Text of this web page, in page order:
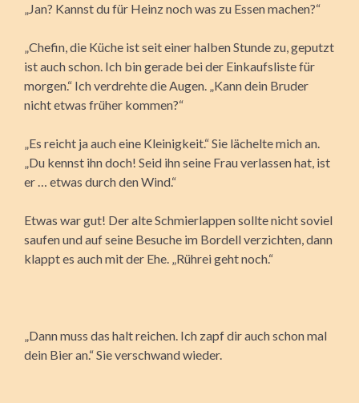
„Jan? Kannst du für Heinz noch was zu Essen machen?“
„Chefin, die Küche ist seit einer halben Stunde zu, geputzt
ist auch schon. Ich bin gerade bei der Einkaufsliste für
morgen.“ Ich verdrehte die Augen. „Kann dein Bruder
nicht etwas früher kommen?“
„Es reicht ja auch eine Kleinigkeit.“ Sie lächelte mich an.
„Du kennst ihn doch! Seid ihn seine Frau verlassen hat, ist
er … etwas durch den Wind.“
Etwas war gut! Der alte Schmierlappen sollte nicht soviel
saufen und auf seine Besuche im Bordell verzichten, dann
klappt es auch mit der Ehe. „Rührei geht noch.“
„Dann muss das halt reichen. Ich zapf dir auch schon mal
dein Bier an.“ Sie verschwand wieder.